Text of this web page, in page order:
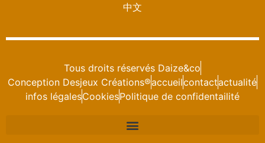
中文
Tous droits réservés Daize&co
Conception Desjeux Créations®accueilcontactactualité
infos légalesCookiesPolitique de confidentailité